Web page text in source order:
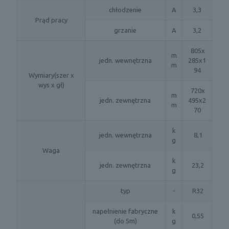
Prąd pracy
chłodzenie A 3,3
grzanie A 3,2
Wymiary(szer x
wys x gł)
jedn. wewnętrzna
m
m
805x
285x1
94
jedn. zewnętrzna
m
m
720x
495x2
70
Waga
jedn. wewnętrzna
k
g
8,1
jedn. zewnętrzna
k
g
23,2
typ - R32
napełnienie fabryczne
(do 5m)
k
g
0,55